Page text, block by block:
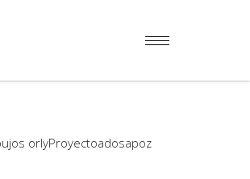
orlyProyectoadosapoz